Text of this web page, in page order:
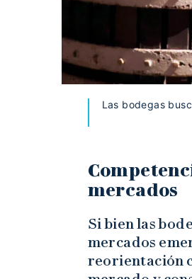
Las bodegas
mercados
Si bien las
mercados
reorientación